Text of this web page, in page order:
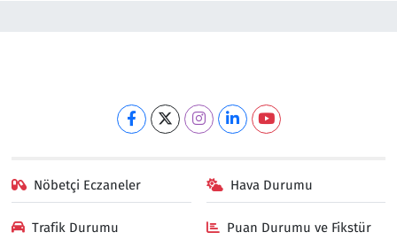
Nöbetçi Eczaneler Hava Durumu
Trafik Durumu Puan Durumu ve Fikstür